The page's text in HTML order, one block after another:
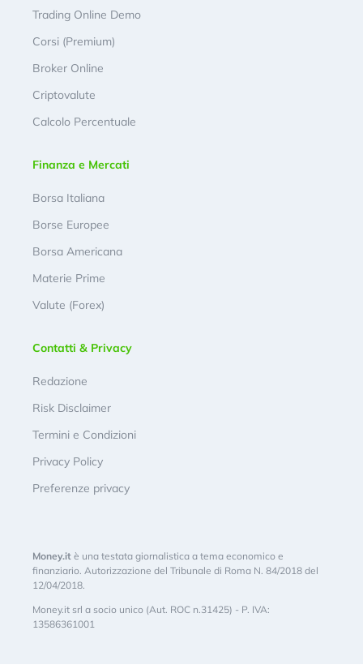
Trading Online Demo
Corsi (Premium)
Broker Online
Criptovalute
Calcolo Percentuale
Finanza e Mercati
Borsa Italiana
Borse Europee
Borsa Americana
Materie Prime
Valute (Forex)
Contatti & Privacy
Redazione
Risk Disclaimer
Termini e Condizioni
Privacy Policy
Preferenze privacy
Money.it è una testata giornalistica a tema economico e
finanziario. Autorizzazione del Tribunale di Roma N. 84/2018 del
12/04/2018.
Money.it srl a socio unico (Aut. ROC n.31425) - P. IVA:
13586361001